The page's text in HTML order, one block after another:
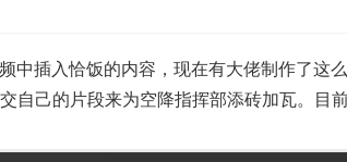
中插入恰饭的内容，现在有大佬制作了
自己的片段来为空降指挥部添砖加瓦。目